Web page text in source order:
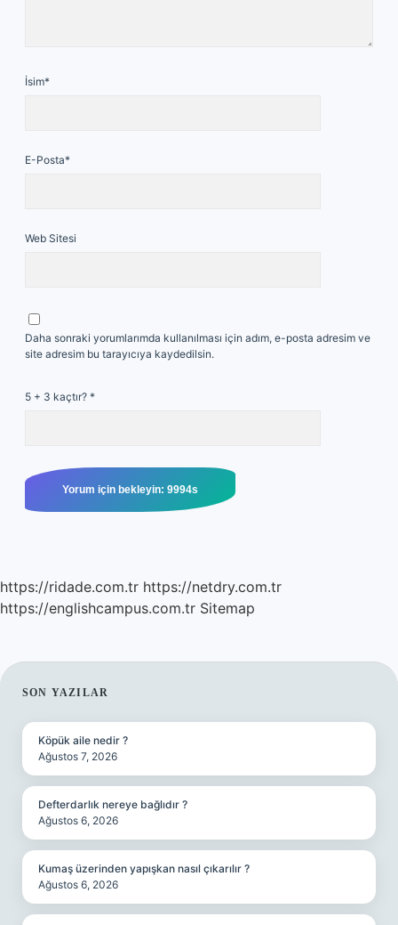
İsim*
E-Posta*
Web Sitesi
Daha sonraki yorumlarımda kullanılması için adım, e-posta adresim ve
site adresim bu tarayıcıya kaydedilsin.
5 + 3 kaçtır? *
https://ridade.com.tr https://netdry.com.tr
https://englishcampus.com.tr Sitemap
SIDEBAR
SON YAZILAR
Köpük aile nedir ?
Ağustos 7, 2026
Defterdarlık nereye bağlıdır ?
Ağustos 6, 2026
Kumaş üzerinden yapışkan nasıl çıkarılır ?
Ağustos 6, 2026